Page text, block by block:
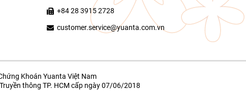
+84 28 3915 2728
customer.service@yuanta.com.vn
Khoán Yuanta Việt Nam
thông TP. HCM cấp ngày 07/06/2018